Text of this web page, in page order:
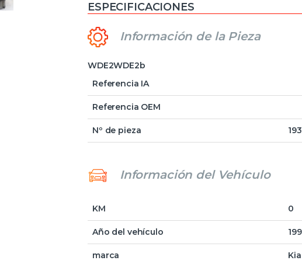
ESPECIFICACIONES
Información de la Pieza
WDE2WDE2b
Referencia IA
Referencia OEM
Nº de pieza
Información del Vehículo
KM 0
Año del vehículo
marca Kia